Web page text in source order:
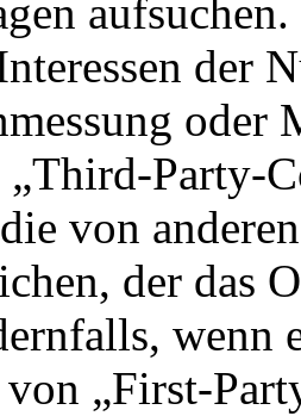
der
oder
Party-
von
der das
wenn
„First-